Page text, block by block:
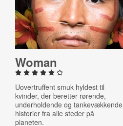
Woman
Uovertruffent smuk hyldest til
kvinder, der beretter rørende,
underholdende og tankevækkende
historier fra alle steder på
planeten.